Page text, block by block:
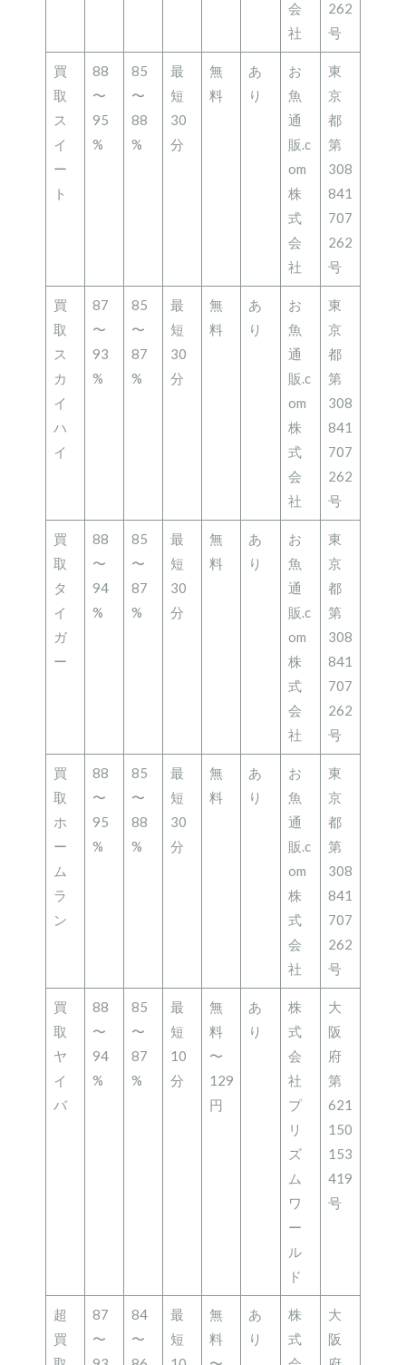
会
社
262
号
買
取
ス
イ
ー
ト
88
〜
95
%
85
〜
88
%
最
短
30
分
無
料
あ
り
お
魚
通
販.c
om
株
式
会
社
東
京
都
第
308
841
707
262
号
買
取
ス
カ
イ
ハ
イ
87
〜
93
%
85
〜
87
%
最
短
30
分
無
料
あ
り
お
魚
通
販.c
om
株
式
会
社
東
京
都
第
308
841
707
262
号
買
取
タ
イ
ガ
ー
88
〜
94
%
85
〜
87
%
最
短
30
分
無
料
あ
り
お
魚
通
販.c
om
株
式
会
社
東
京
都
第
308
841
707
262
号
買
取
ホ
ー
ム
ラ
ン
88
〜
95
%
85
〜
88
%
最
短
30
分
無
料
あ
り
お
魚
通
販.c
om
株
式
会
社
東
京
都
第
308
841
707
262
号
買
取
ヤ
イ
バ
88
〜
94
%
85
〜
87
%
最
短
10
分
無
料
〜
129
円
あ
り
株
式
会
社
プ
リ
ズ
ム
ワ
ー
ル
ド
大
阪
府
第
621
150
153
419
号
超
買
87
〜
84
〜
最
短
無
料
あ
り
株
式
大
阪